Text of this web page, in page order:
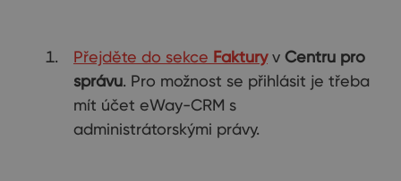
Přejděte do sekce Fakturyv Centru pro
správu. Pro možnost se přihlásit je třeba
mít účet eWay-CRM s
administrátorskými právy.